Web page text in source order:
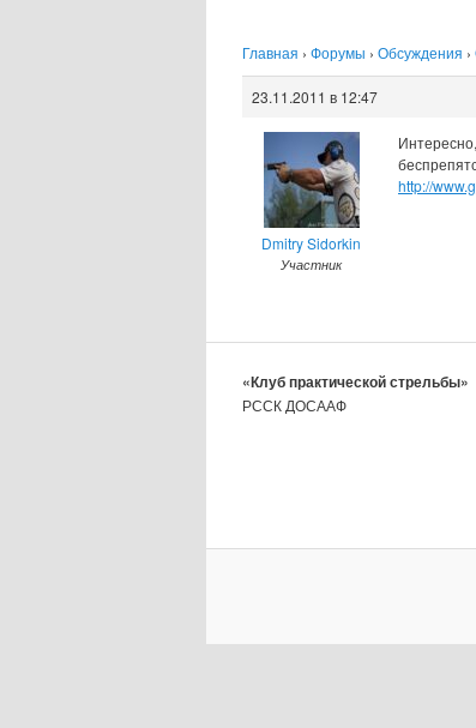
Главная › Форумы › Обсуждения ›
23.11.2011 в 12:47
Dmitry Sidorkin
Участник
http://
«Клуб практической стрельбы»
РССК ДОСААФ